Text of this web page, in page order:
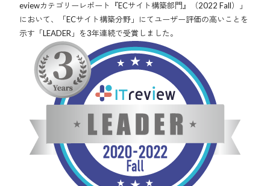
eviewカテゴリーレポート『ECサイト構築部門』（2022 Fall）」
において、「ECサイト構築分野」にてユーザー評価の高いことを
示す「LEADER」を3年連続で受賞しました。